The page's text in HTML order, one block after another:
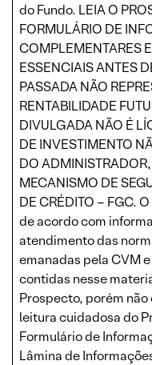
do Fundo. LEIA O
FORMULÁRIO DE
COMPLEMENTARES
ESSENCIAIS ANTES
PASSADA NÃO
RENTABILIDADE
DIVULGADA NÃO É
DE INVESTIMENTO
DO
MECANISMO DE
DE CRÉDITO – FGC.
de acordo com
atendimento das
emanadas pela CVM
contidas nesse
Prospecto, porém
leitura cuidadosa do
Formulário de
Lâmina de